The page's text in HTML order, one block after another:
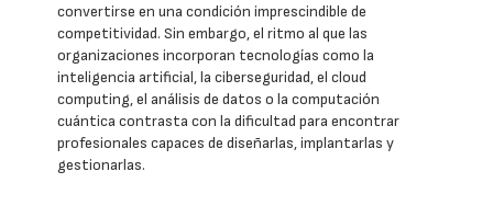
convertirse en una condición imprescindible de
competitividad. Sin embargo, el ritmo al que las
organizaciones incorporan tecnologías como la
inteligencia artificial, la ciberseguridad, el cloud
computing, el análisis de datos o la computación
cuántica contrasta con la dificultad para encontrar
profesionales capaces de diseñarlas, implantarlas y
gestionarlas.